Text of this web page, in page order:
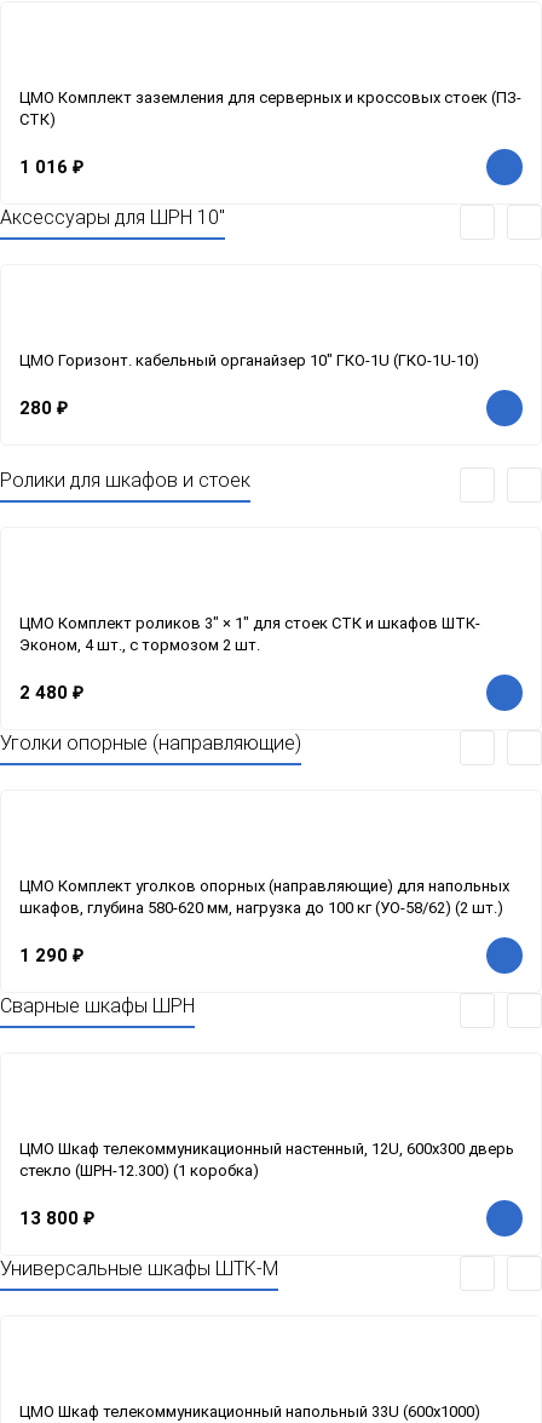
ЦМО Комплект заземления для серверных и кроссовых стоек (ПЗ-
СТК)
1 016 ₽
Аксессуары для ШРН 10"
ЦМО Горизонт. кабельный органайзер 10" ГКО-1U (ГКО-1U-10)
280 ₽
Ролики для шкафов и стоек
ЦМО Комплект роликов 3" × 1" для стоек СТК и шкафов ШТК-
Эконом, 4 шт., с тормозом 2 шт.
2 480 ₽
Уголки опорные (направляющие)
ЦМО Комплект уголков опорных (направляющие) для напольных
шкафов, глубина 580-620 мм, нагрузка до 100 кг (УО-58/62) (2 шт.)
1 290 ₽
Сварные шкафы ШРН
ЦМО Шкаф телекоммуникационный настенный, 12U, 600х300 дверь
стекло (ШРН-12.300) (1 коробка)
13 800 ₽
Универсальные шкафы ШТК-М
ЦМО Шкаф телекоммуникационный напольный 33U (600x1000)